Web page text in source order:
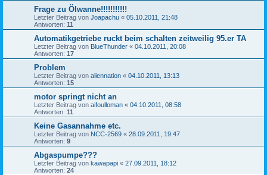
Frage zu Ölwanne!!!!!!!!!!!
Letzter Beitrag von Joapachu « 05.10.2011, 21:48
Antworten: 11
Automatikgetriebe ruckt beim schalten zeitweilig 95.er TA
Letzter Beitrag von BlueThunder « 04.10.2011, 20:08
Antworten: 17
Problem
Letzter Beitrag von aliennation « 04.10.2011, 13:13
Antworten: 15
motor springt nicht an
Letzter Beitrag von aifoulloman « 04.10.2011, 08:58
Antworten: 11
Keine Gasannahme etc.
Letzter Beitrag von NCC-2569 « 28.09.2011, 19:47
Antworten: 9
Abgaspumpe???
Letzter Beitrag von kawapapi « 27.09.2011, 18:12
Antworten: 24